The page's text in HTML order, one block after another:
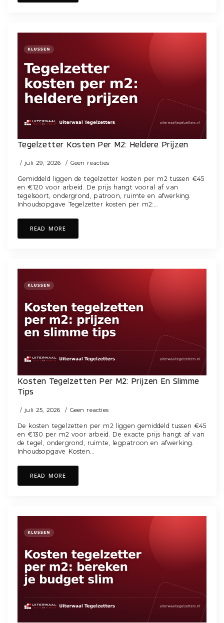
Tegelzetter Kosten Per M2: Heldere Prijzen
juli 29, 2026 Geen reacties
Gemiddeld liggen de tegelzetter kosten per m2 tussen €45
en €120 voor arbeid. De prijs hangt vooral af van
tegelsoort, ondergrond, patroon, ruimte en afwerking.
Inhoudsopgave Tegelzetter kosten per m2:…
READ MORE
Kosten Tegelzetten Per M2: Prijzen En Slimme
Tips
juli 25, 2026 Geen reacties
De kosten tegelzetten per m2 liggen gemiddeld tussen €45
en €130 per m2 voor arbeid. De exacte prijs hangt af van
de tegel, ondergrond, ruimte, legpatroon en afwerking.
Inhoudsopgave Kosten…
READ MORE